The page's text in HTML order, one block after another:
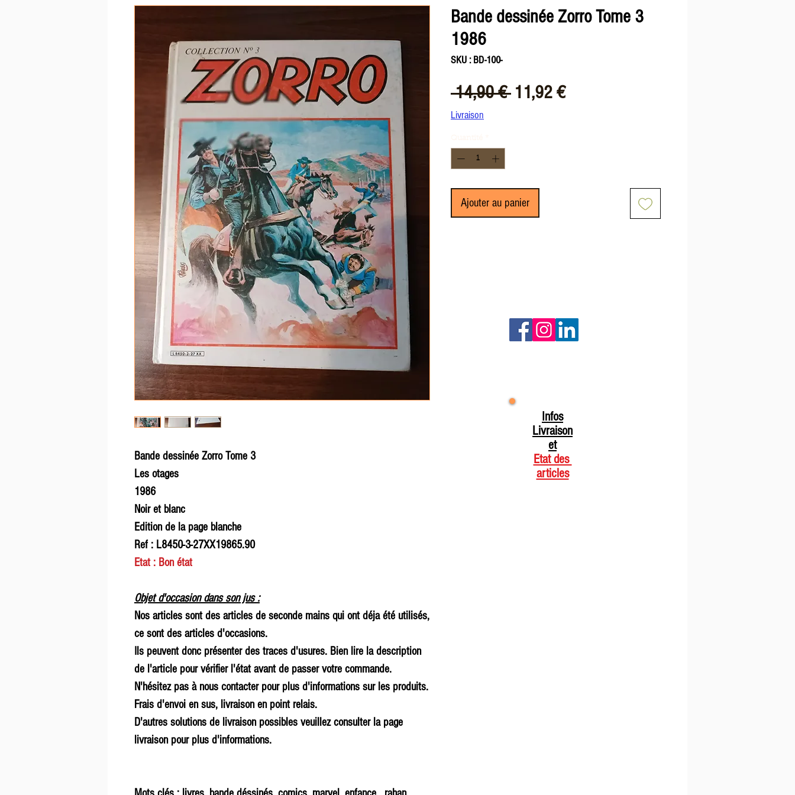
Bande dessinée Zorro Tome 3
Les otages
1986
Noir et blanc
Edition de la page blanche
Ref : L8450-3-27XX19865.90
Etat : Bon état
Objet d'occasion dans son jus :
Nos articles sont des articles de seconde mains qui ont déja été utilisés,
ce sont des articles d'occasions.
Ils peuvent donc présenter des traces d'usures. Bien lire la description
de l'article pour vérifier l'état avant de passer votre commande.
N'hésitez pas à nous contacter pour plus d'informations sur les produits.
Frais d'envoi en sus, livraison en point relais.
D'autres solutions de livraison possibles veuillez consulter la page
livraison pour plus d'informations.
Bande dessinée Zorro Tome 3
1986
SKU : BD-100-
14,90 € Prix
11,92 €Prix
Livraison
Ajouter au panier
Infos
Livraison
et
Etat des
articles